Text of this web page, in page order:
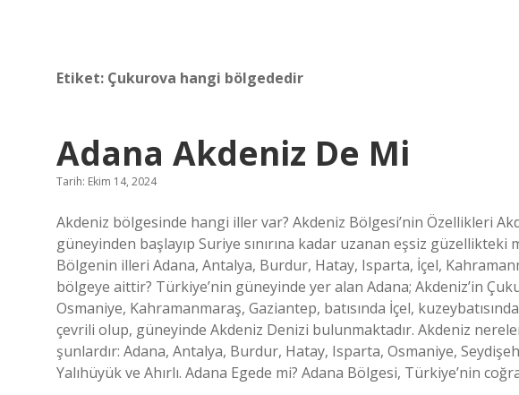
Etiket: Çukurova hangi bölgededir
Adana Akdeniz De Mi
Tarih: Ekim 14, 2024
Akdeniz bölgesinde hangi iller var? Akdeniz Bölgesi’nin Özellikleri
güneyinden başlayıp Suriye sınırına kadar uzanan eşsiz güzellikteki
Bölgenin illeri Adana, Antalya, Burdur, Hatay, Isparta, İçel,
bölgeye aittir? Türkiye’nin güneyinde yer alan Adana; Akdeniz’in
Osmaniye, Kahramanmaraş, Gaziantep, batısında İçel,
çevrili olup, güneyinde Akdeniz Denizi bulunmaktadır. Akdeniz
şunlardır: Adana, Antalya, Burdur, Hatay, Isparta, Osmaniye,
Yalıhüyük ve Ahırlı. Adana Egede mi? Adana Bölgesi, Türkiye’nin